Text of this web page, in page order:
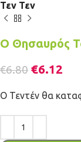
Τεν Τεν
Ο Θησαυρός
€6.80 €6.12
Ο Τεντέν θα